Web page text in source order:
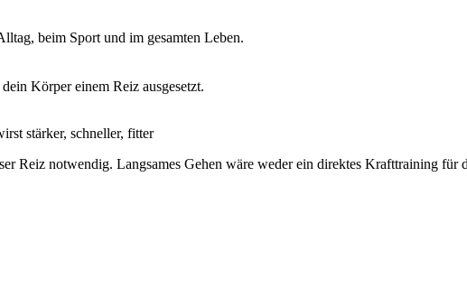
beim Sport und im gesamten Leben.
Körper einem Reiz ausgesetzt.
stärker, schneller, fitter
Reiz notwendig. Langsames Gehen wäre weder ein direktes Krafttraining für